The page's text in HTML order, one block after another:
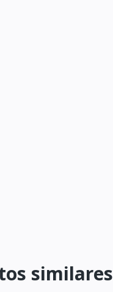
similares